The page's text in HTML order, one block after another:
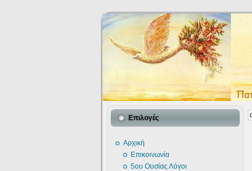
Επιλογές
Αρχική
Επικοινωνία
5ου Ουσίας Λόγοι